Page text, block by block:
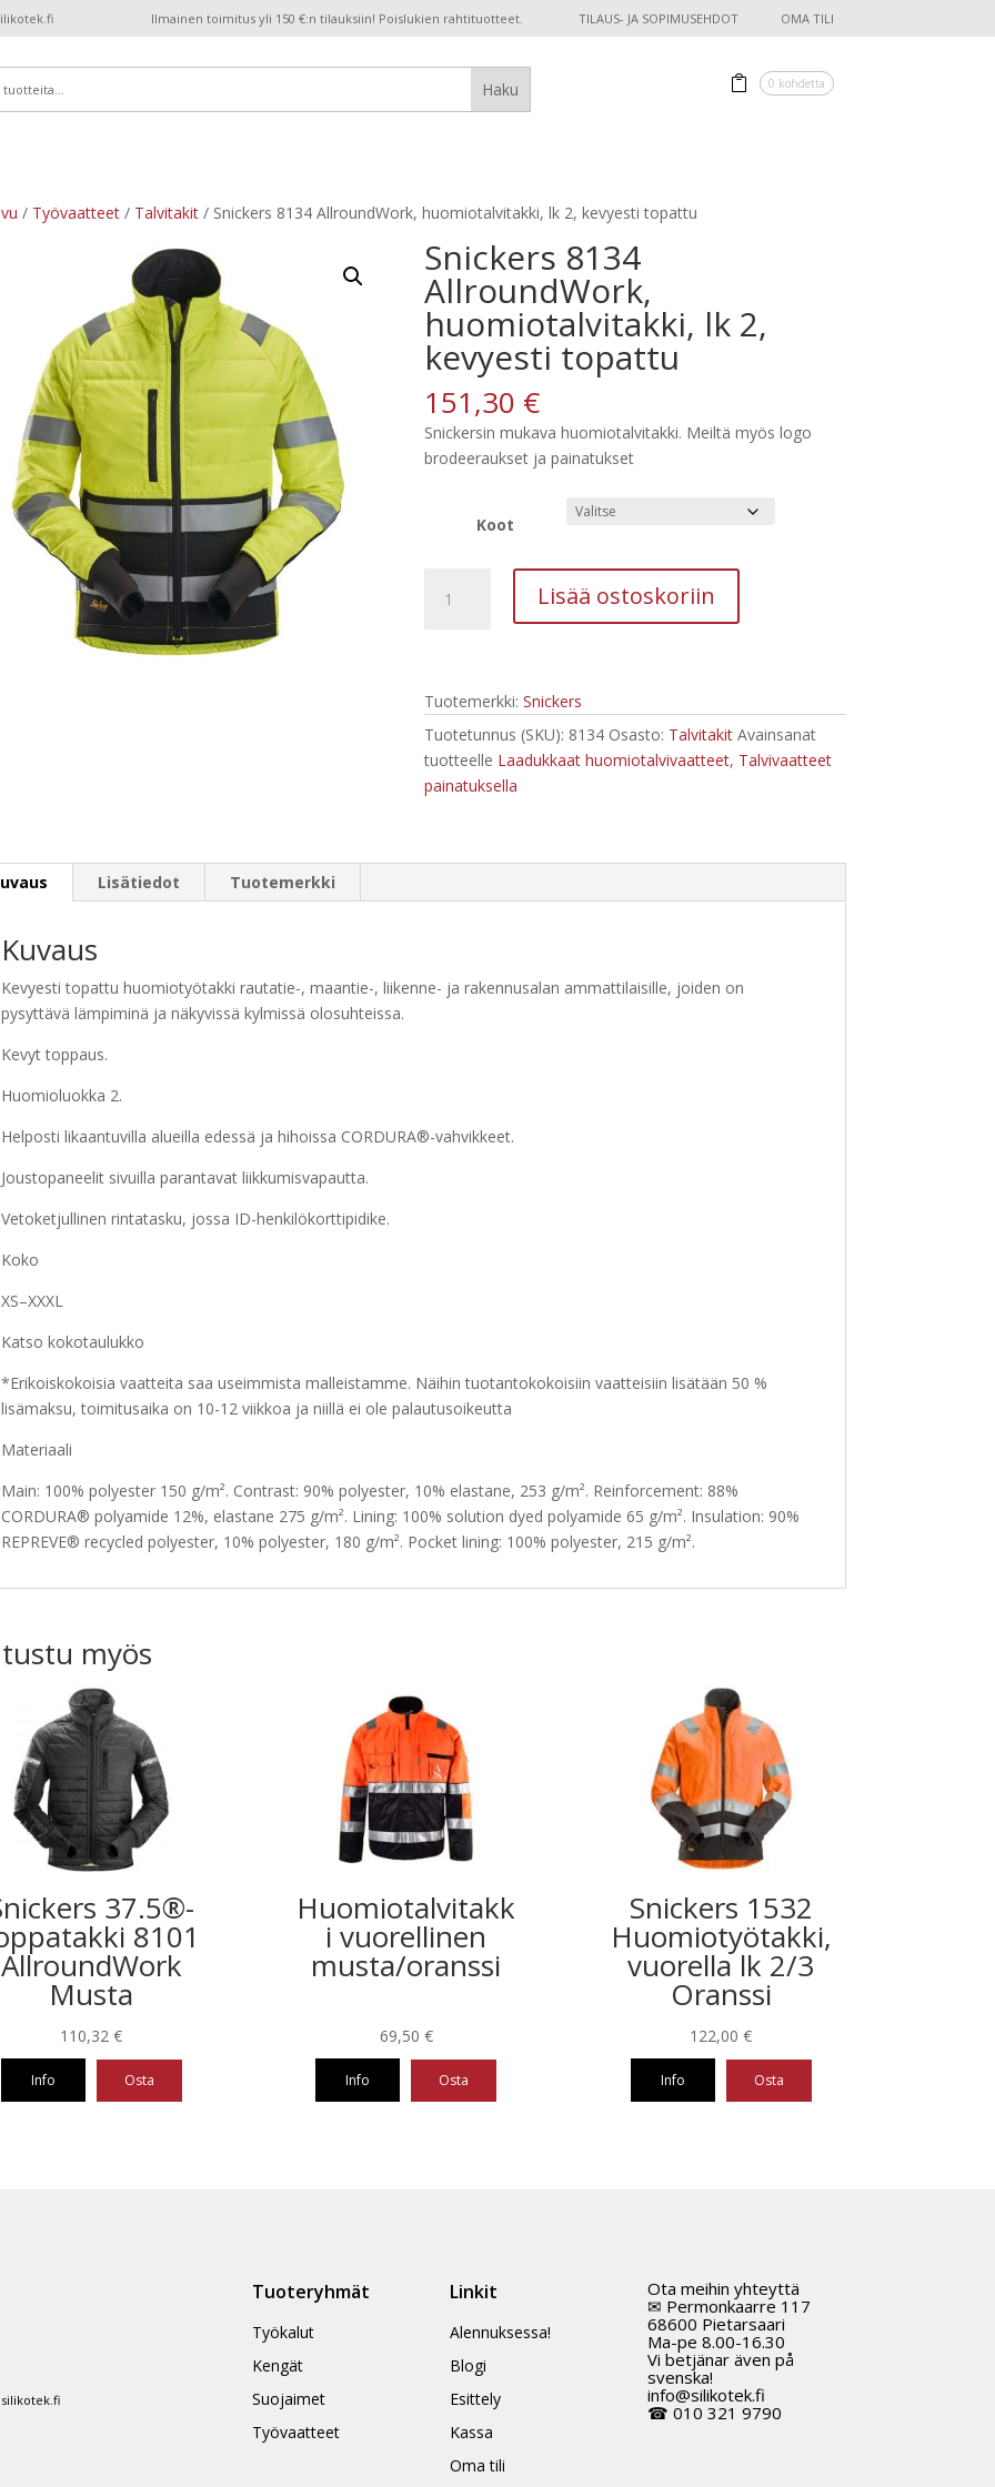
Ilmainen toimitus yli 150 €:n tilauksiin! Poislukien rahtituotteet. TILAUS- JA SOPIMUSEHDOT OMA TILI
0 kohdetta
/ Työvaatteet/ Talvitakit/ Snickers 8134 AllroundWork, huomiotalvitakki, lk 2, kevyesti topattu
Snickers 8134
AllroundWork,
huomiotalvitakki, lk 2,
kevyesti topattu
151,30 €
Snickersin mukava huomiotalvitakki. Meiltä myös logo
brodeeraukset ja painatukset
Koot
8134
AllroundWork,
2,
kevyesti
topattu
määrä
Lisää ostoskoriin
Tuotemerkki: Snickers
Tuotetunnus (SKU): 8134 Osasto: Talvitakit Avainsanat
tuotteelle Laadukkaat huomiotalvivaatteet, Talvivaatteet
painatuksella
Lisätiedot Tuotemerkki
Kuvaus
Kevyesti topattu huomiotyötakki rautatie-, maantie-, liikenne- ja rakennusalan ammattilaisille, joiden on
pysyttävä lämpiminä ja näkyvissä kylmissä olosuhteissa.
Kevyt toppaus.
Huomioluokka 2.
Helposti likaantuvilla alueilla edessä ja hihoissa CORDURA®-vahvikkeet.
Joustopaneelit sivuilla parantavat liikkumisvapautta.
Vetoketjullinen rintatasku, jossa ID-henkilökorttipidike.
Koko
XS–XXXL
Katso kokotaulukko
*Erikoiskokoisia vaatteita saa useimmista malleistamme. Näihin tuotantokokoisiin vaatteisiin lisätään 50 %
lisämaksu, toimitusaika on 10-12 viikkoa ja niillä ei ole palautusoikeutta
Materiaali
Main: 100% polyester 150 g/m². Contrast: 90% polyester, 10% elastane, 253 g/m². Reinforcement: 88%
CORDURA® polyamide 12%, elastane 275 g/m². Lining: 100% solution dyed polyamide 65 g/m². Insulation: 90%
REPREVE® recycled polyester, 10% polyester, 180 g/m². Pocket lining: 100% polyester, 215 g/m².
myös
37.5®-
8101
AllroundWork
Musta
110,32€
Info Osta
Huomiotalvitakk
i vuorellinen
musta/oranssi
69,50 €
Info Osta
valinnat
sivulla.
Snickers 1532
Huomiotyötakki,
vuorella lk 2/3
Oranssi
122,00€
Info Osta
valinnat
tuotteen
Tuoteryhmät
Työkalut
Kengät
Suojaimet
Työvaatteet
Linkit
Alennuksessa!
Blogi
Esittely
Kassa
Oma tili
Ota meihin yhteyttä
✉ Permonkaarre 117
68600 Pietarsaari
Ma-pe 8.00-16.30
Vi betjänar även på
svenska!
info@silikotek.fi
☎ 010 321 9790